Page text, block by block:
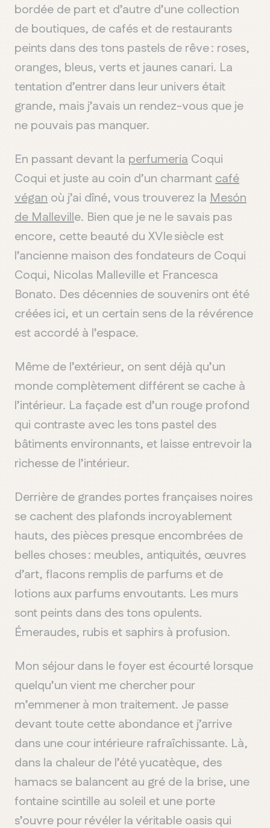
Chelsea
bordée de part et d’autre d’une collection
de boutiques, de cafés et de restaurants
peints dans des tons pastels de rêve : roses,
oranges, bleus, verts et jaunes canari. La
tentation d’entrer dans leur univers était
grande, mais j’avais un rendez-vous que je
ne pouvais pas manquer.
En passant devant la perfumeria Coqui
Coqui et juste au coin d’un charmantcafé
végan où j’ai dîné, vous trouverez la Mesón
de Malleville. Bien que je ne le savais pas
encore, cette beauté du XVIe siècle est
l’ancienne maison des fondateurs de Coqui
Coqui, Nicolas Malleville et Francesca
Bonato. Des décennies de souvenirs ont été
créées ici, et un certain sens de la révérence
est accordé à l’espace.
Même de l’extérieur, on sent déjà qu’un
monde complètement différent se cache à
l’intérieur. La façade est d’un rouge profond
qui contraste avec les tons pastel des
bâtiments environnants, et laisse entrevoir la
richesse de l’intérieur.
Derrière de grandes portes françaises noires
se cachent des plafonds incroyablement
hauts, des pièces presque encombrées de
belles choses : meubles, antiquités, œuvres
d’art, flacons remplis de parfums et de
lotions aux parfums envoutants. Les murs
sont peints dans des tons opulents.
Émeraudes, rubis et saphirs à profusion.
Mon séjour dans le foyer est écourté lorsque
quelqu’un vient me chercher pour
m’emmener à mon traitement. Je passe
devant toute cette abondance et j’arrive
dans une cour intérieure rafraîchissante. Là,
dans la chaleur de l’été yucatèque, des
hamacs se balancent au gré de la brise, une
fontaine scintille au soleil et une porte
s’ouvre pour révéler la véritable oasis qui